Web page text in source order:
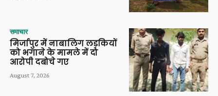
समाचार
मिर्जापुर में नाबालिग लड़कियों
को भगाने के मामले में दो
आरोपी दबोचे गए
August 7, 2026